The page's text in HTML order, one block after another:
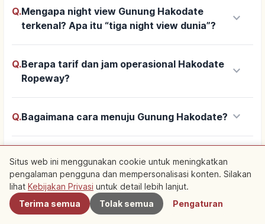
Q.Mengapa night view Gunung Hakodate
terkenal? Apa itu “tiga night view dunia”?
keyboard_arrow_down
Q.Berapa tarif dan jam operasional Hakodate
Ropeway?
keyboard_arrow_down
Q.Bagaimana cara menuju Gunung Hakodate? keyboard_arrow_down
night view Hakodate?
Q. Kapan sebaiknya datang agar tidak terlalu
Terdekat
Situs web ini menggunakan cookie untuk meningkatkan
pengalaman pengguna dan mempersonalisasi konten. Silakan
lihat Kebijakan Privasi untuk detail lebih lanjut.
Terima semua
Tolak semua Pengaturan